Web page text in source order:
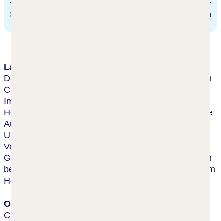
2 km
Lage & Umgebung
Das Hotel befindet sich im touristischen Zentrum von
Cullera, ungefähr 50 m vom Strand El Racó entfernt.
Im Ortszentrum, welches ca. 1500 m vom
Hotelgelände entfernt ist, hat man eine umfangreiche
Auswahl an verschiedenen Einkaufs- und
Unterhaltungsmöglichkeiten. Öffentliche
Verkehrsmittel erreicht man nach wenigen
Gehminuten (100 m). Der nächstgelegene Flughafen
befindet sich in einer Entfernung von etwa 45 km zum
Hotel.
Ort
Cullera